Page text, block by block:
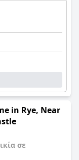
in Rye, Near
σε